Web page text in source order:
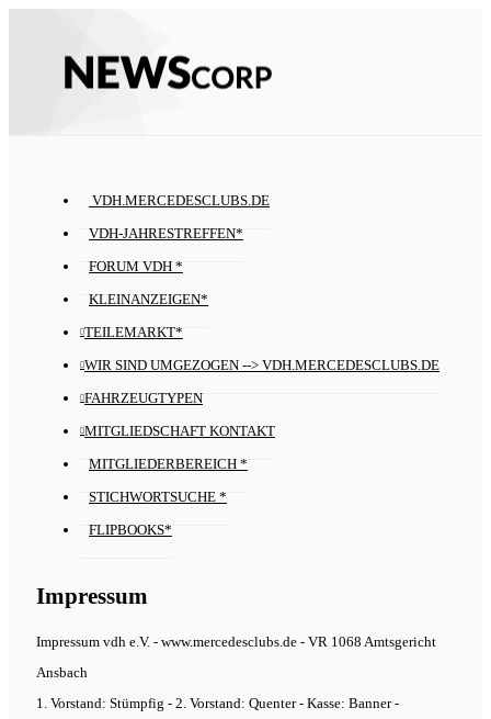
VDH.MERCEDESCLUBS.DE
VDH-JAHRESTREFFEN*
FORUM VDH *
KLEINANZEIGEN*
TEILEMARKT*
WIR SIND UMGEZOGEN --> VDH.MERCEDESCLUBS.DE
FAHRZEUGTYPEN
MITGLIEDSCHAFT KONTAKT
MITGLIEDERBEREICH *
STICHWORTSUCHE *
FLIPBOOKS*
Impressum
Impressum vdh e.V. - www.mercedesclubs.de - VR 1068 Amtsgericht
Ansbach
1. Vorstand: Stümpfig - 2. Vorstand: Quenter - Kasse: Banner -